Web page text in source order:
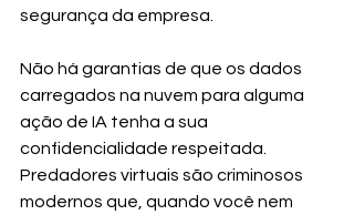
segurança da empresa.
Não há garantias de que os dados
carregados na nuvem para alguma
ação de IA tenha a sua
confidencialidade respeitada.
Predadores virtuais são criminosos
modernos que, quando você nem